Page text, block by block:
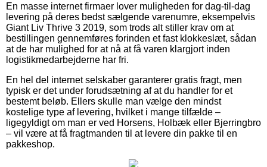
En masse internet firmaer lover muligheden for dag-til-dag
levering på deres bedst sælgende varenumre, eksempelvis
Giant Liv Thrive 3 2019, som trods alt stiller krav om at
bestillingen gennemføres forinden et fast klokkeslæt, sådan
at de har mulighed for at nå at få varen klargjort inden
logistikmedarbejderne har fri.
En hel del internet selskaber garanterer gratis fragt, men
typisk er det under forudsætning af at du handler for et
bestemt beløb. Ellers skulle man vælge den mindst
kostelige type af levering, hvilket i mange tilfælde –
ligegyldigt om man er ved Horsens, Holbæk eller Bjerringbro
– vil være at få fragtmanden til at levere din pakke til en
pakkeshop.